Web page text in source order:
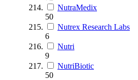
NutraMedix
50
Nutrex Research Labs
6
Nutri
9
NutriBiotic
50